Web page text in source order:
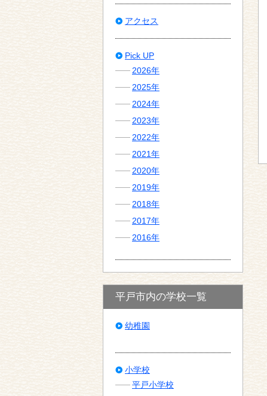
アクセス
Pick UP
2026年
2025年
2024年
2023年
2022年
2021年
2020年
2019年
2018年
2017年
2016年
平戸市内の学校一覧
幼稚園
小学校
平戸小学校